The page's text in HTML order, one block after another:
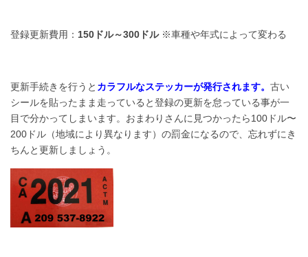
登録更新費用： 150ドル～300ドル※車種や年式によって変わる
更新手続きを行うと カラフルなステッカーが発行されます。 古い
シールを貼ったまま走っていると登録の更新を怠っている事が一
目で分かってしまいます。 おまわりさんに見つかったら100ドル〜
200ドル（地域により異なります）の罰金になるので、忘れずにき
ちんと更新しましょう。